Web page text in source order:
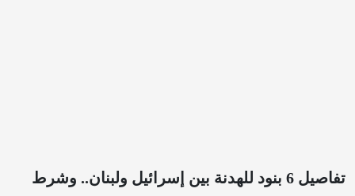
تفاصيل 6 بنود للهدنة بين إسرائيل ولبنان.. وشرط